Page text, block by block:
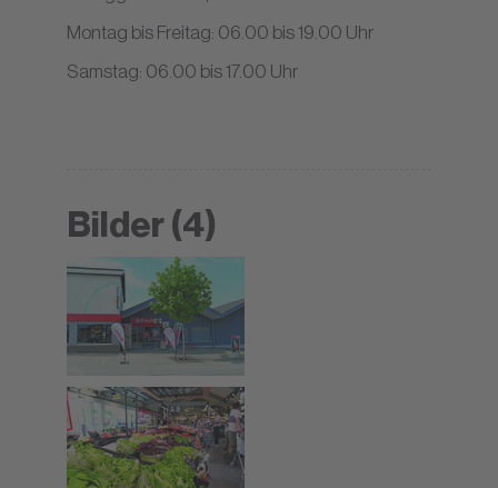
Montag bis Freitag: 06.00 bis 19.00 Uhr
Samstag: 06.00 bis 17.00 Uhr
Bilder (4)